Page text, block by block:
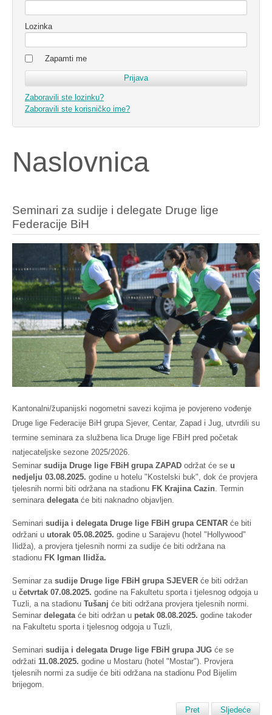
Lozinka
Zapamti me
Zaboravili ste lozinku?
Zaboravili ste korisničko ime?
Naslovnica
Seminari za sudije i delegate Druge lige
Federacije BiH
Kantonalni/županijski nogometni savezi kojima je povjereno vođenje
Druge lige Federacije BiH grupa Sjever, Centar, Zapad i Jug, utvrdili su
termine seminara za službena lica Druge lige FBiH pred početak
natjecateljske sezone 2025/2026.
Seminar sudija Druge lige FBiH grupa ZAPAD održat će se u
nedjelju 03.08.2025. godine u hotelu "Kostelski buk", dok će provjera
tjelesnih normi biti održana na stadionu FK Krajina Cazin . Termin
seminara delegata će biti naknadno objavljen.
Seminari sudija i delegata Druge lige FBiH grupa CENTAR će biti
održani u utorak 05.08.2025. godine u Sarajevu (hotel "Hollywood"
Ilidža), a provjera tjelesnih normi za sudije će biti održana na
stadionu FK Igman Ilidža.
Seminar za sudije Druge lige FBiH grupa SJEVER će biti održan
u četvrtak 07.08.2025. godine na Fakultetu sporta i tjelesnog odgoja u
Tuzli, a na stadionu Tušanj će biti održana provjera tjelesnih normi.
Seminar delegataće biti održan u petak 08.08.2025. godine također
na Fakultetu sporta i tjelesnog odgoja u Tuzli,
Seminari sudija i delegata Druge lige FBiH grupa JUG će se
održati 11.08.2025. godine u Mostaru (hotel "Mostar"). Provjera
tjelesnih normi za sudije će biti održana na stadionu Pod Bijelim
brijegom.
Pret Sljedeće